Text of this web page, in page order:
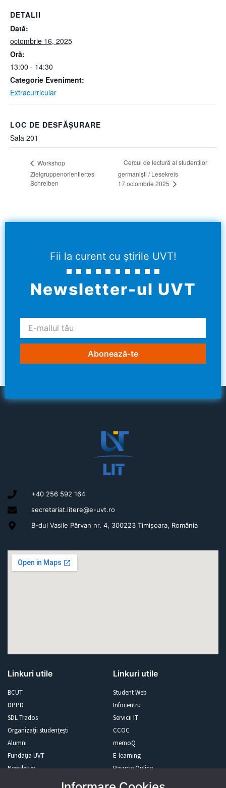
DETALII
Dată:
octombrie 16, 2025
Oră:
13:00 - 14:30
Categorie Eveniment:
Extracurricular
LOC DE DESFĂȘURARE
Sala 201
Workshop
Zielgruppenorientiertes
Schreiben
Cercul de lectură al studenților
germaniști / Lesekreis
17 octombrie 2025
Fii la curent cu știrile UVT!
Newsletter-ul UVT
Abonează-te
+40 256 592 164
secretariat.litere@e-uvt.ro
B-dul Vasile Pârvan nr. 4, 300223 Timișoara, România
Linkuri utile
BCUT
DPPD
SDL Trados
Organizații studențești
Alumni
Fundația UVT
Newsletter
Linkuri utile
Student Web
Infocentru
Servicii IT
CCOC
memoQ
E-learning
Resurse Online